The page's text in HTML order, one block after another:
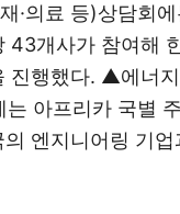
·의료 등)상담회
43개사가 참여해
진행했다. ▲에너지
아프리카 국별
엔지니어링 기업